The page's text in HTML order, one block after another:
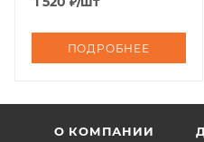
ПОДРОБНЕЕ
О КОМПАНИИ